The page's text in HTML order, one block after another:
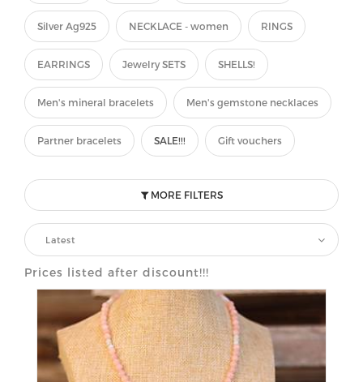
Silver Ag925 NECKLACE - women RINGS
EARRINGS Jewelry SETS SHELLS!
Men's mineral bracelets Men's gemstone necklaces
Partner bracelets SALE!!! Gift vouchers
MORE FILTERS
Latest
Prices listed after discount!!!